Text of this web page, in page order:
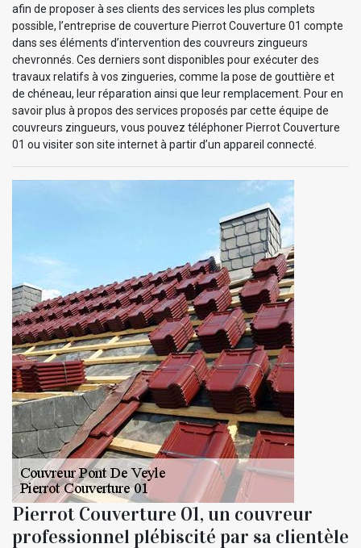
afin de proposer à ses clients des services les plus complets
possible, l’entreprise de couverture Pierrot Couverture 01 compte
dans ses éléments d’intervention des couvreurs zingueurs
chevronnés. Ces derniers sont disponibles pour exécuter des
travaux relatifs à vos zingueries, comme la pose de gouttière et
de chéneau, leur réparation ainsi que leur remplacement. Pour en
savoir plus à propos des services proposés par cette équipe de
couvreurs zingueurs, vous pouvez téléphoner Pierrot Couverture
01 ou visiter son site internet à partir d’un appareil connecté.
Pierrot Couverture 01, un couvreur
professionnel plébiscité par sa clientèle